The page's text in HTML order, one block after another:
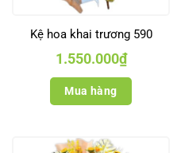
Kệ hoa khai trương 590
1.550.000₫
Mua hàng